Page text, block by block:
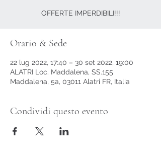
OFFERTE IMPERDIBILI!!!
Orario & Sede
22 lug 2022, 17:40 – 30 set 2022, 19:00
ALATRI Loc. Maddalena, SS.155
Maddalena, 5a, 03011 Alatri FR, Italia
Condividi questo evento